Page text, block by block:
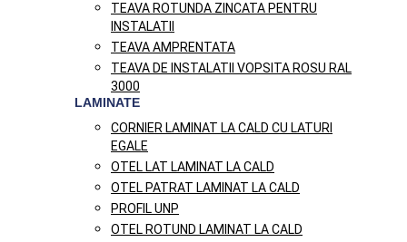
TEAVA ROTUNDA ZINCATA PENTRU
INSTALATII
TEAVA AMPRENTATA
TEAVA DE INSTALATII VOPSITA ROSU RAL
3000
LAMINATE
CORNIER LAMINAT LA CALD CU LATURI
EGALE
OTEL LAT LAMINAT LA CALD
OTEL PATRAT LAMINAT LA CALD
PROFIL UNP
OTEL ROTUND LAMINAT LA CALD